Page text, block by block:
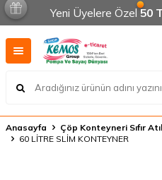
Yeni Üyelere Özel 50
Anasayfa Çöp Konteyneri Sıfır
60 LİTRE SLİM KONTEYNER